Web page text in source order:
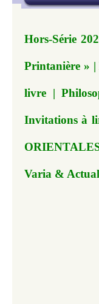
Hors-Série
Printanière »
livre |
Invitations à
Varia &